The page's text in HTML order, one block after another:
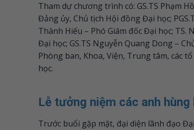
Tham dự chương trình có: GS.TS Phạm
Đảng ủy, Chủ tịch Hội đồng Đại học;
Thành Hiếu – Phó Giám đốc Đại học;
Đại học; GS.TS Nguyễn Quang Dong –
Phòng ban, Khoa, Viện, Trung tâm, các
học.
Lễ tưởng niệm các anh
Trước buổi gặp mặt, đại diện lãnh đạo